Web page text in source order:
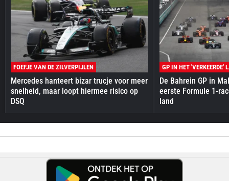
FOEFJE VAN DE ZILVERPIJLEN
Mercedes hanteert bizar trucje voor meer
snelheid, maar loopt hiermee risico op
DSQ
GP IN HET 'VERKEERDE'
De Bahrein GP in
eerste Formule 1-
land